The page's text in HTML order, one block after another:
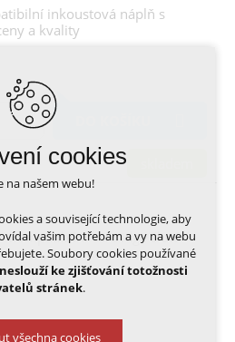
inkoustová náplň s
a kvality
cookies
na našem webu!
a související technologie, aby
vašim potřebám a vy na webu
Soubory cookies používané
ke zjišťování totožnosti
stránek.
všechna cookies